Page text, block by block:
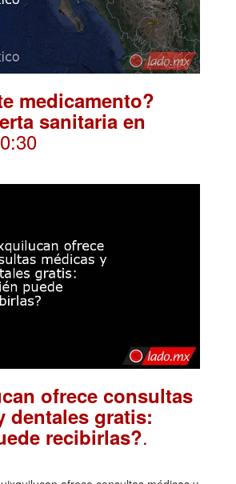
medicamento?
sanitaria en
ofrece consultas
dentales gratis:
recibirlas?.